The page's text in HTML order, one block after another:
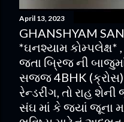
April 13, 2023
GHANSHYAM
*ઘનશ્યામ કોમ્પલેક્ષ* ,
જતા બ્રિજ ની
સજ્જ 4BHK (ક્રોસ)
રેન્ડરીંગ, તો રાહ
સંઘ માં કે જ્યાં જૂના